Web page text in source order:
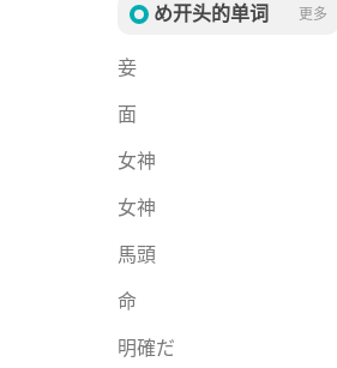
め开头的单词 更多
妾
面
女神
女神
馬頭
命
明確だ